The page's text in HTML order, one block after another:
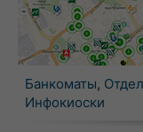
Банкоматы,
Инфокиоски